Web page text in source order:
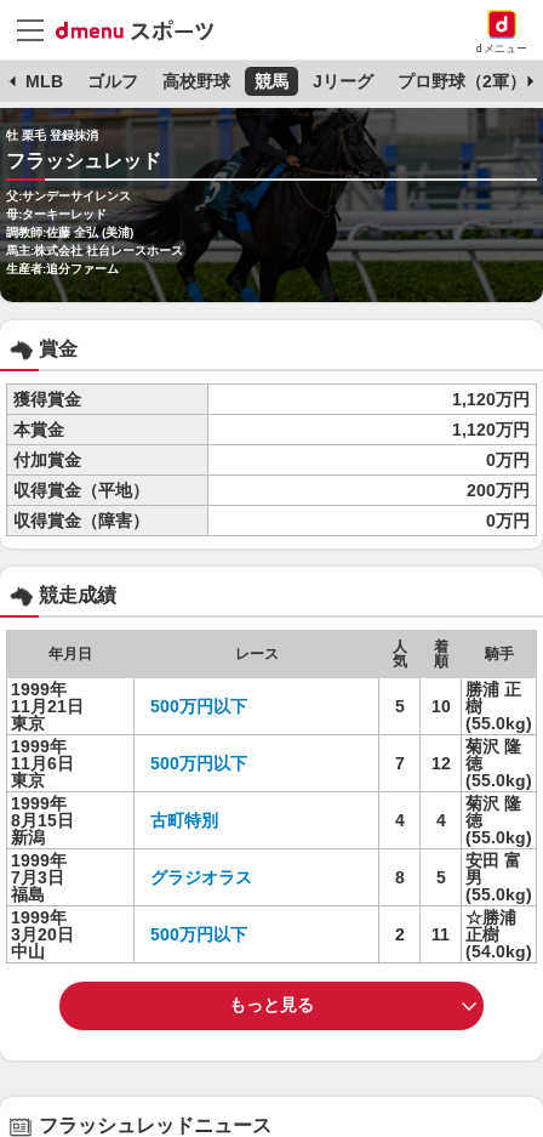
dメニュー
MLB ゴルフ 高校野球 競馬 Jリーグ プロ野球（2軍）
牡 栗毛 登録抹消
フラッシュレッド
父:サンデーサイレンス
母:ターキーレッド
調教師:佐藤 全弘 (美浦)
馬主:株式会社 社台レースホース
生産者:追分ファーム
賞金
獲得賞金
1,120万円
本賞金
1,120万円
付加賞金
0万円
収得賞金（平地）
200万円
収得賞金（障害）
0万円
競走成績
年月日 レース
人
気
着
順
騎手
1999年
11月21日
東京
500万円以下 5 10
勝浦 正
樹
(55.0kg)
1999年
11月6日
東京
500万円以下 7 12
菊沢 隆
徳
(55.0kg)
1999年
8月15日
新潟
古町特別 4 4
菊沢 隆
徳
(55.0kg)
1999年
7月3日
福島
グラジオラス 8 5
安田 富
男
(55.0kg)
1999年
3月20日
中山
500万円以下 2 11
☆勝浦
正樹
(54.0kg)
もっと見る
フラッシュレッドニュース